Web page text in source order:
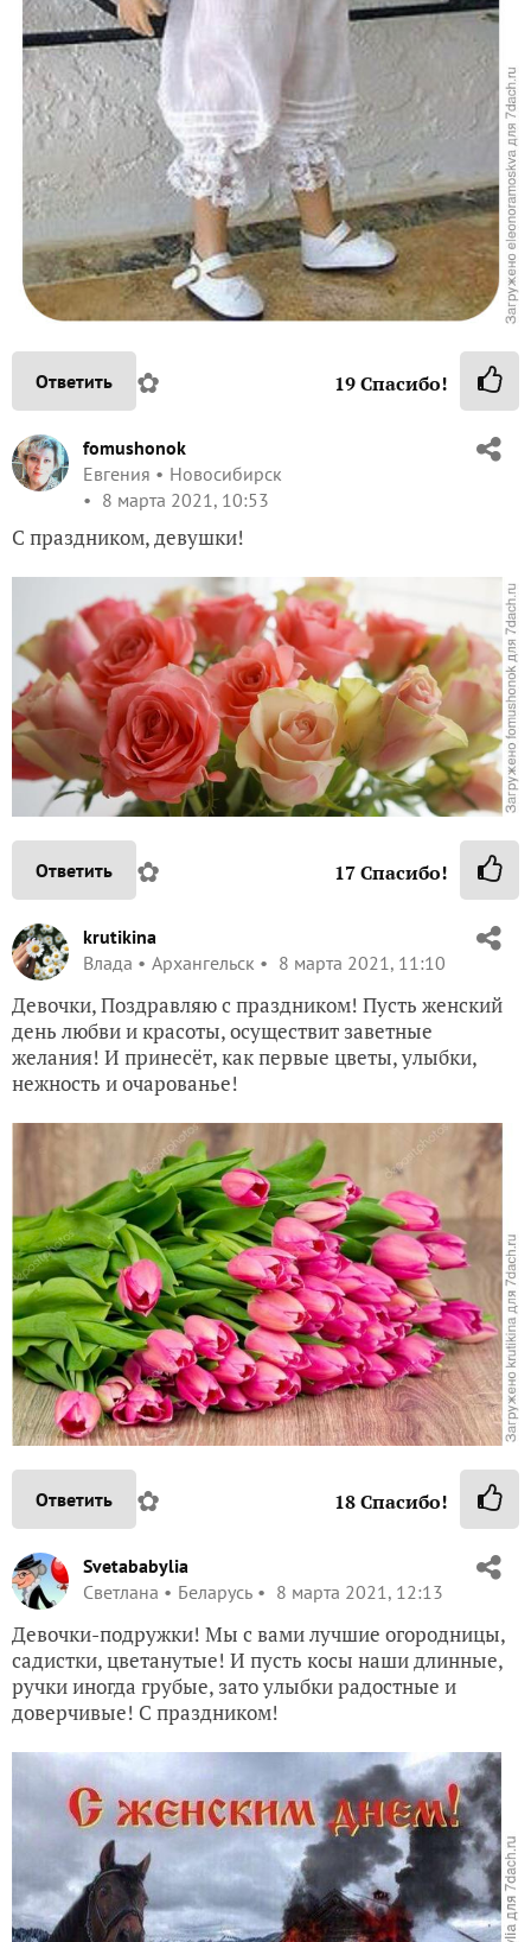
Ответить ✿ 19Спасибо!
fomushonok
Евгения
Новосибирск
8 марта 2021, 10:53
С праздником, девушки!
Ответить ✿ 17Спасибо!
krutikina
Влада
Архангельск 8 марта 2021, 11:10
Девочки, Поздравляю с праздником! Пусть женский
день любви и красоты, осуществит заветные
желания! И принесёт, как первые цветы, улыбки,
нежность и очарованье!
Ответить ✿ 18Спасибо!
Svetababylia
Светлана
Беларусь 8 марта 2021, 12:13
Девочки-подружки! Мы с вами лучшие огородницы,
садистки, цветанутые! И пусть косы наши длинные,
ручки иногда грубые, зато улыбки радостные и
доверчивые! С праздником!